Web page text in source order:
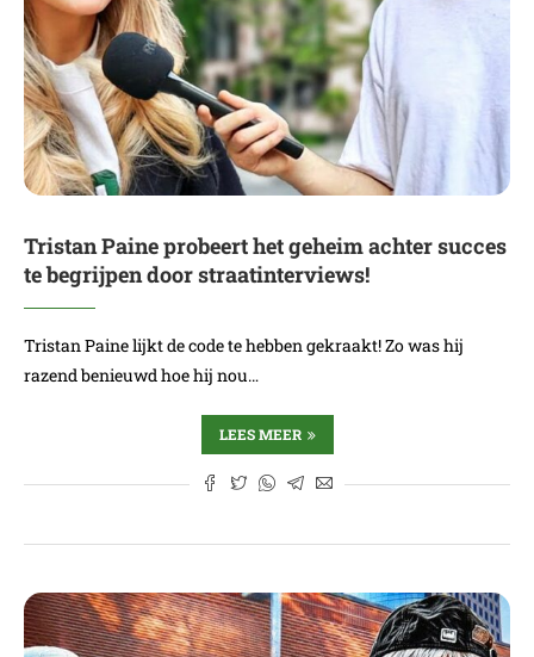
Tristan Paine probeert het geheim achter succes
te begrijpen door straatinterviews!
Tristan Paine lijkt de code te hebben gekraakt! Zo was hij
razend benieuwd hoe hij nou…
LEES MEER